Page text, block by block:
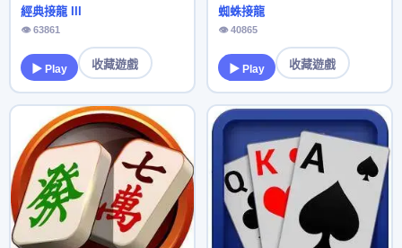
經典接龍 III
👁 63861
▶ Play 收藏遊戲
蜘蛛接龍
👁 40865
▶ Play 收藏遊戲